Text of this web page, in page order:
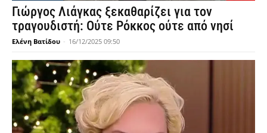
Γιώργος Λιάγκας ξεκαθαρίζει για τον
τραγουδιστή: Ούτε Ρόκκος ούτε από νησί
Ελένη Βατίδου - 16/12/2025 09:50